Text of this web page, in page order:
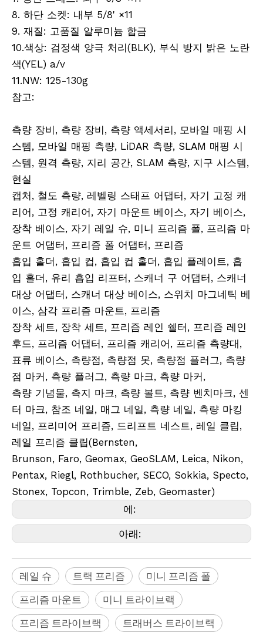
8. 하단 소켓: 내부 5/8' ×11
9. 재질: 고품질 알루미늄 합금
10.색상: 검정색 양극 처리(BLK), 부식 방지 밝은 노란
색(YEL) a/v
11.NW: 125-130g
참고:
측량 장비, 측량 장비, 측량 액세서리, 모바일 매핑 시
스템, 모바일 매핑 측량, LiDAR 측량, SLAM 매핑 시
스템, 원격 측량, 지리 공간, SLAM 측량, 지구 시스템,
현실
캡처, 철도 측량, 레벨링 스태프 어댑터, 자기 고정 캐
리어, 고정 캐리어, 자기 마운트 베이스, 자기 베이스,
장착 베이스, 자기 레일 슈, 미니 프리즘 폴, 프리즘 마
운트 어댑터, 프리즘 폴 어댑터, 프리즘
흡입 홀더, 흡입 컵, 흡입 컵 홀더, 흡입 플레이트, 흡
입 홀더, 유리 흡입 리프터, 스캐너 구 어댑터, 스캐너
대상 어댑터, 스캐너 대상 베이스, 스위치 마그네틱 베
이스, 삼각 프리즘 마운트, 프리즘
장착 세트, 장착 세트, 프리즘 레인 쉘터, 프리즘 레인
후드, 프리즘 어댑터, 프리즘 캐리어, 프리즘 측량대,
표류 베이스, 측량점, 측량점 못, 측량점 플러그, 측량
점 마커, 측량 플러그, 측량 마크, 측량 마커,
측량 기념물, 측지 마크, 측량 볼트, 측량 벤치마크, 센
터 마크, 참조 네일, 매그 네일, 측량 네일, 측량 마킹
네일, 프리미어 프리즘, 드리프트 네스트, 레일 클립,
레일 프리즘 클립(Bernsten,
Brunson, Faro, Geomax, GeoSLAM, Leica, Nikon,
Pentax, Riegl, Rothbucher, SECO, Sokkia, Specto,
Stonex, Topcon, Trimble, Zeb, Geomaster)
에:
아래:
레일 슈 트랙 프리즘
미니 프리즘 폴
프리즘 마운트
미니 트라이브랙
프리즘 트라이브랙
트래버스 트라이브랙